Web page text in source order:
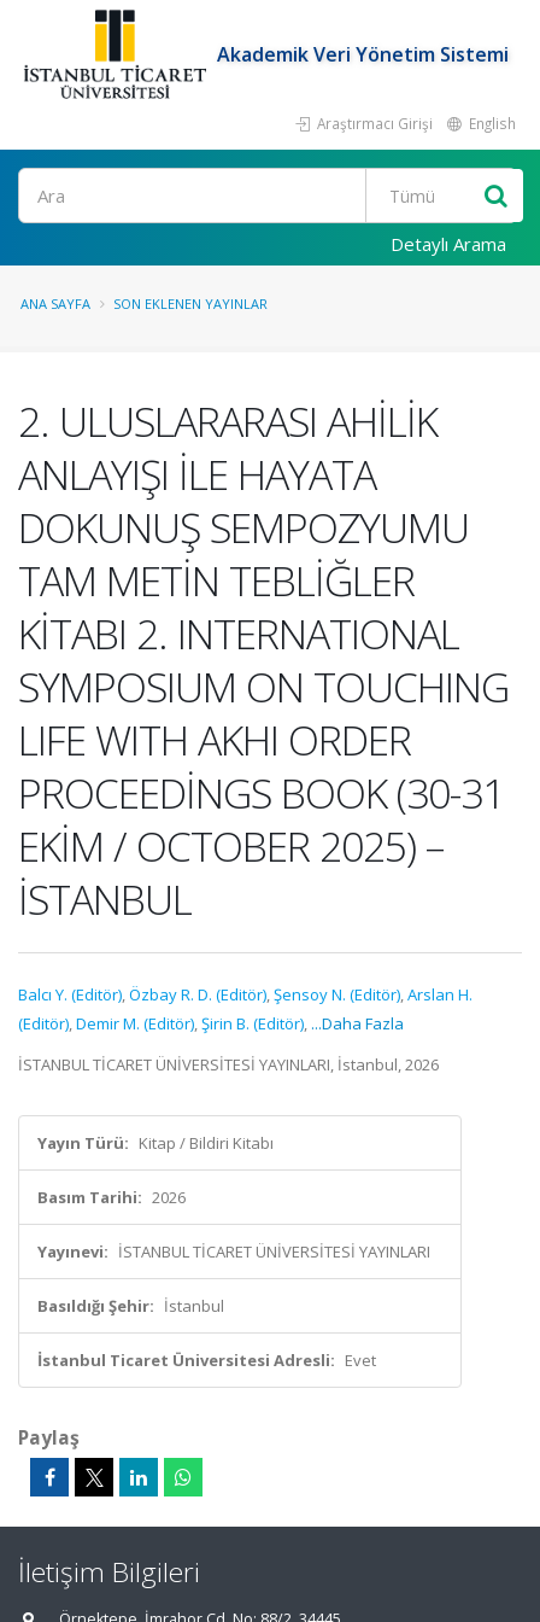
Akademik Veri Yönetim Sistemi
Araştırmacı Girişi English
Ara
Detaylı Arama
ANA SAYFA SON EKLENEN YAYINLAR
2. ULUSLARARASI AHİLİK
ANLAYIŞI İLE HAYATA
DOKUNUŞ SEMPOZYUMU
TAM METİN TEBLİĞLER
KİTABI 2. INTERNATIONAL
SYMPOSIUM ON TOUCHING
LIFE WITH AKHI ORDER
PROCEEDİNGS BOOK (30-31
EKİM / OCTOBER 2025) –
İSTANBUL
Balcı Y. (Editör),Özbay R. D. (Editör),Şensoy N. (Editör),Arslan H.
(Editör),Demir M. (Editör),Şirin B. (Editör), ...Daha Fazla
İSTANBUL TİCARET ÜNİVERSİTESİ YAYINLARI, İstanbul, 2026
Yayın Türü: Kitap / Bildiri Kitabı
Basım Tarihi: 2026
Yayınevi: İSTANBUL TİCARET ÜNİVERSİTESİ YAYINLARI
Basıldığı Şehir: İstanbul
İstanbul Ticaret Üniversitesi Adresli: Evet
Paylaş
İletişim Bilgileri